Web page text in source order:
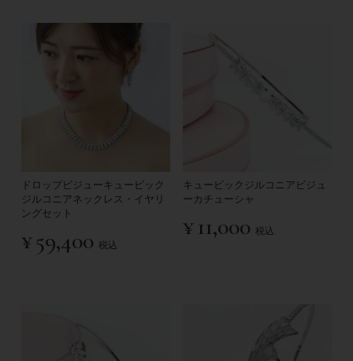
ドロップビジューキュービック
ジルコニアネックレス・イヤリ
ングセット
¥59,400 税込
キュービックジルコニアビジュ
ーカチューシャ
¥ 11,000 税込